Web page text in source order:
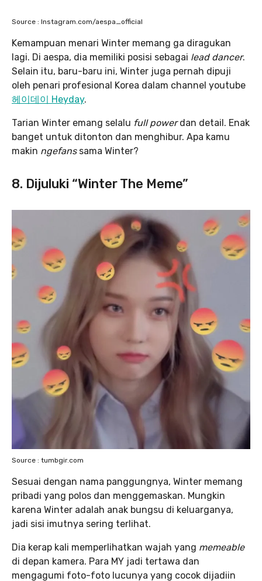
Source : Instagram.com/aespa_official
Kemampuan menari Winter memang ga diragukan
lagi. Di aespa, dia memiliki posisi sebagai lead dancer.
Selain itu, baru-baru ini, Winter juga pernah dipuji
oleh penari profesional Korea dalam channel youtube
헤이데이 Heyday.
Tarian Winter emang selalu full powerdan detail. Enak
banget untuk ditonton dan menghibur. Apa kamu
makin ngefanssama Winter?
8. Dijuluki “Winter The Meme”
Source : tumbgir.com
Sesuai dengan nama panggungnya, Winter memang
pribadi yang polos dan menggemaskan. Mungkin
karena Winter adalah anak bungsu di keluarganya,
jadi sisi imutnya sering terlihat.
Dia kerap kali memperlihatkan wajah yang memeable
di depan kamera. Para MY jadi tertawa dan
mengagumi foto-foto lucunya yang cocok dijadiin